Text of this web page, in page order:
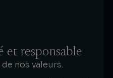
et responsable
nos valeurs.